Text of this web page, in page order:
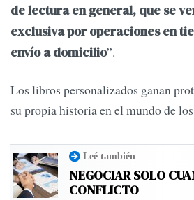
de lectura en general, que se
exclusiva por operaciones en
envío a domicilio”.
Los libros personalizados ganan
su propia historia en el mundo de
Leé también
NEGOCIAR SOLO
CONFLICTO